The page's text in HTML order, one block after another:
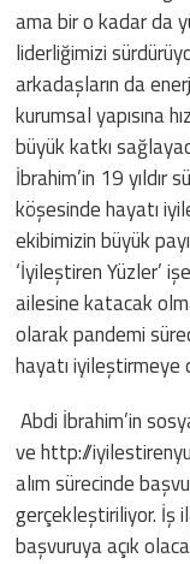
ama bir o kadar da
liderliğimizi
arkadaşların da
kurumsal yapısına
büyük katkı
İbrahim’in 19 yıldır
köşesinde hayatı
ekibimizin büyük
‘İyileştiren Yüzler’
ailesine katacak
olarak pandemi
hayatı iyileştirmeye
Abdi İbrahim’in
ve http://
alım sürecinde
gerçekleştiriliyor. İş
başvuruya açık